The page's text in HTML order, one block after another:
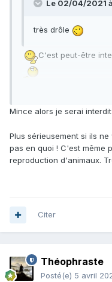
Le 02/04/2021
très drôle
C'est peut-être
Mince alors je serai
Plus sérieusement si ils
pas en quoi ! C'est même
reproduction d'animaux.
Citer
Théophraste
Posté(e) 5 avril